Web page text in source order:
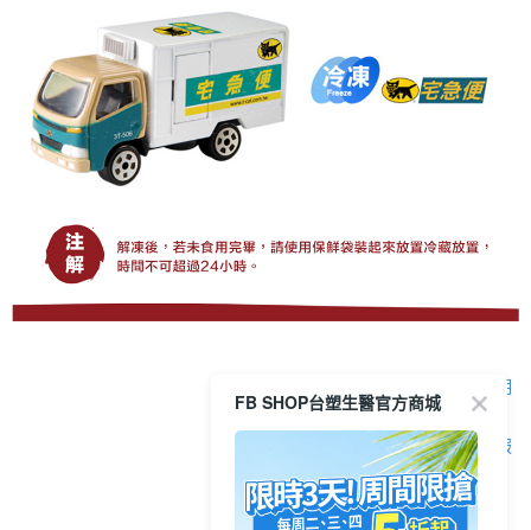
顯示電腦版詳細說明
客服
FB SHOP台塑生醫官方商城